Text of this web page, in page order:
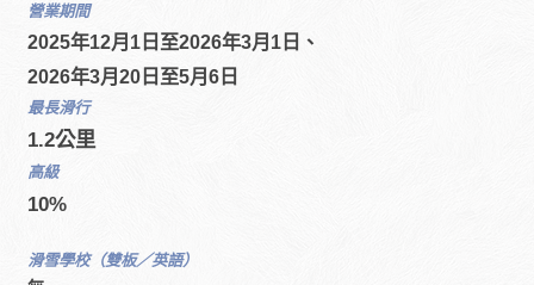
營業期間
2025年12月1日至2026年3月1日、
2026年3月20日至5月6日
最長滑行
1.2公里
高級
10%
滑雪學校（雙板／英語）